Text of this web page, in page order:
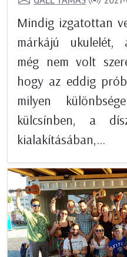
Mindig izgatottan
márkájú ukulelét,
még nem volt
hogy az eddig
milyen
külcsínben, a
kialakításában,...